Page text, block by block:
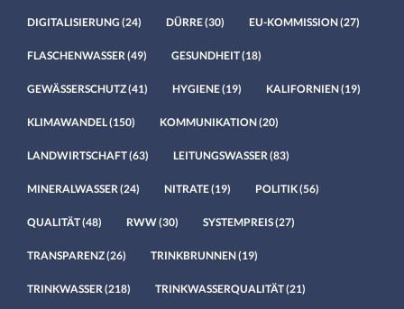
DIGITALISIERUNG (24) DÜRRE(30) EU-KOMMISSION(27)
FLASCHENWASSER(49) GESUNDHEIT(18)
GEWÄSSERSCHUTZ(41) HYGIENE(19) KALIFORNIEN(19)
KLIMAWANDEL(150) KOMMUNIKATION(20)
LANDWIRTSCHAFT(63) LEITUNGSWASSER(83)
MINERALWASSER(24) NITRATE(19) POLITIK(56)
QUALITÄT(48) RWW(30) SYSTEMPREIS(27)
TRANSPARENZ(26) TRINKBRUNNEN(19)
TRINKWASSER(218) TRINKWASSERQUALITÄT(21)